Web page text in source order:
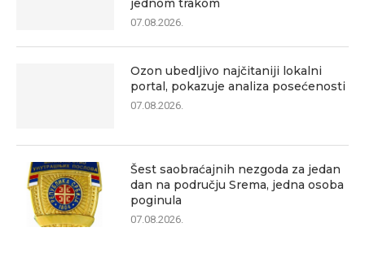
jednom trakom
07.08.2026.
Ozon ubedljivo najčitaniji lokalni
portal, pokazuje analiza posećenosti
07.08.2026.
Šest saobraćajnih nezgoda za jedan
dan na području Srema, jedna osoba
poginula
07.08.2026.